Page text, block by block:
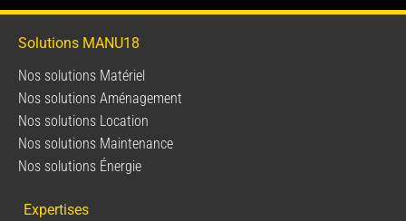
Solutions MANU18
Nos solutions Matériel
Nos solutions Aménagement
Nos solutions Location
Nos solutions Maintenance
Nos solutions Énergie
Expertises